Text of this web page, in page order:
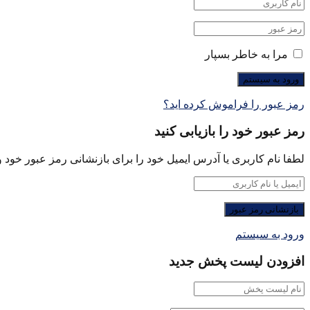
مرا به خاطر بسپار
رمز عبور را فراموش کرده اید؟
رمز عبور خود را بازیابی کنید
لطفا نام کاربری یا آدرس ایمیل خود را برای بازنشانی رمز عبور خود
ورود به سیستم
افزودن لیست پخش جدید